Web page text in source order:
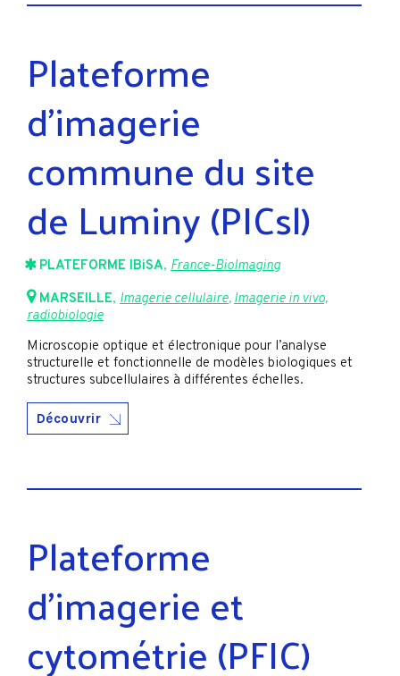
Plateforme
d’imagerie
commune du site
de Luminy (PICsl)
PLATEFORME IBiSA, France-BioImaging
MARSEILLE, Imagerie cellulaire, Imagerie in vivo,
radiobiologie
Microscopie optique et électronique pour l’analyse
structurelle et fonctionnelle de modèles biologiques et
structures subcellulaires à différentes échelles.
Découvrir
Plateforme
d’imagerie et
cytométrie (PFIC)